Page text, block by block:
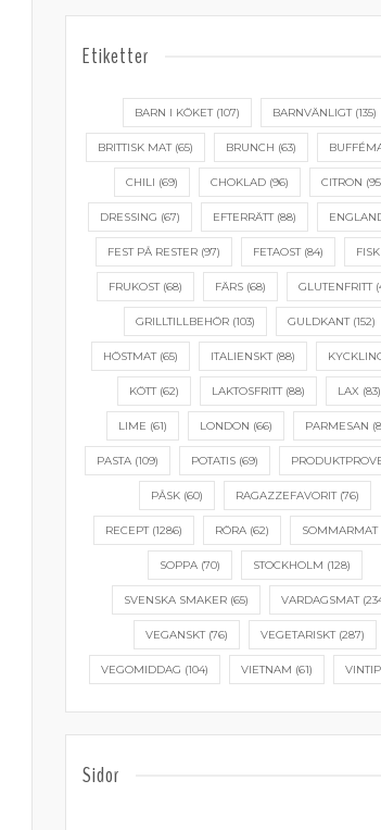
Etiketter
BARN I KÖKET(107) BARNVÄNLIGT(135)
BRITTISK MAT(65) BRUNCH (63)
CHILI (69) CHOKLAD (96) CITRON
DRESSING (67) EFTERRÄTT(88)
FEST PÅ RESTER (97) FETAOST(84) FISK
FRUKOST(68) FÄRS (68) GLUTENFRITT
GRILLTILLBEHÖR(103) GULDKANT(152)
HÖSTMAT(65) ITALIENSKT(88)
KÖTT(62) LAKTOSFRITT(88) LAX (83)
LIME (61) LONDON (66) PARMESAN
PASTA (109) POTATIS (69)
PÅSK (60) RAGAZZEFAVORIT(76)
RECEPT(1286) RÖRA (62) SOMMARMAT
SOPPA (70) STOCKHOLM (128)
SVENSKA SMAKER(65) VARDAGSMAT
VEGANSKT(76) VEGETARISKT(287)
VEGOMIDDAG (104) VIETNAM (61)
Sidor